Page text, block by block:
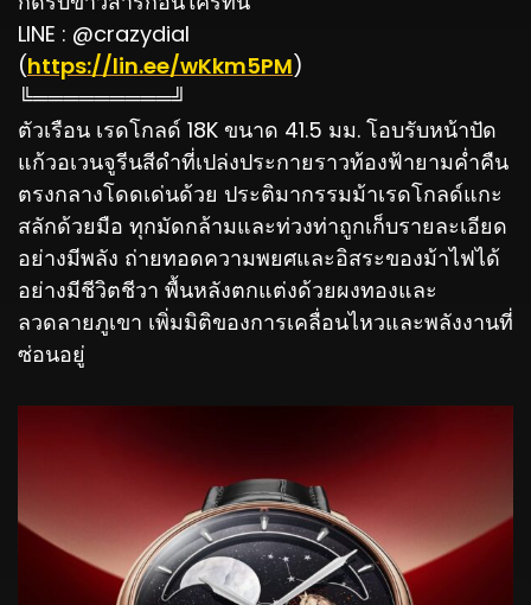
LINE : @crazydial
(https://lin.ee/wKkm5PM)
╚═════════╝
ตัวเรือน เรดโกลด์ 18K ขนาด 41.5 มม. โอบรับหน้าปัด
แก้วอเวนจูรีนสีดำที่เปล่งประกายราวท้องฟ้ายามค่ำคืน
ตรงกลางโดดเด่นด้วย ประติมากรรมม้าเรดโกลด์แกะ
สลักด้วยมือ ทุกมัดกล้ามและท่วงท่าถูกเก็บรายละเอียด
อย่างมีพลัง ถ่ายทอดความพยศและอิสระของม้าไฟได้
อย่างมีชีวิตชีวา พื้นหลังตกแต่งด้วยผงทองและ
ลวดลายภูเขา เพิ่มมิติของการเคลื่อนไหวและพลังงานที่
ซ่อนอยู่